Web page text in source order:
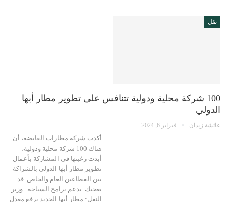
نقل
100 شركة محلية ودولية تتنافس على تطوير مطار أبها
الدولي
عائشة زيدان فبراير 6, 2024
أكدت شركة مطارات القابضة، أن
هناك 100 شركة محلية ودولية،
أبدت رغبتها في المشاركة بأعمال
تطوير مطار أبها الدولي بالشراكة
بين القطاعين العام والخاص. قد
يعجبك..يدعم برامج السياحة.. وزير
النقل: مطار أبها الجديد يرفع معدل